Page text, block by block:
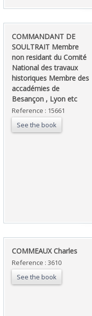
‎COMMANDANT DE
SOULTRAIT Membre
non residant du Comité
National des travaux
historiques Membre des
accadémies de
Besançon , Lyon etc ‎
Reference : 15661
See the book
‎COMMEAUX Charles‎
Reference : 3610
See the book